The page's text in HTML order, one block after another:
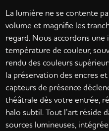
La lumière ne se contente
volume et magnifie les
regard. Nous accordons
température de couleur,
rendu des couleurs
la préservation des encres
capteurs de présence
théâtrale dès votre entrée,
halo subtil. Tout l’art réside
sources lumineuses,